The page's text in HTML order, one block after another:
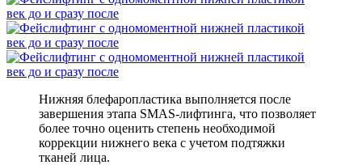
Нижняя блефаропластика выполняется после
завершения этапа SMAS-лифтинга, что позволяет
более точно оценить степень необходимой
коррекции нижнего века с учетом подтяжки
тканей лица.